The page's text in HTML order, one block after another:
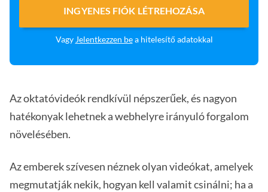
INGYENES FIÓK LÉTREHOZÁSA
Vagy Jelentkezzen bea hitelesítő adatokkal
Az oktatóvideók rendkívül népszerűek, és nagyon
hatékonyak lehetnek a webhelyre irányuló forgalom
növelésében.
Az emberek szívesen néznek olyan videókat, amelyek
megmutatják nekik, hogyan kell valamit csinálni; ha a